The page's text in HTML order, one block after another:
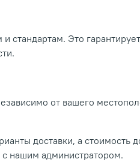
Это
от вашего
доставки, а стоимость
с нашим администратором.